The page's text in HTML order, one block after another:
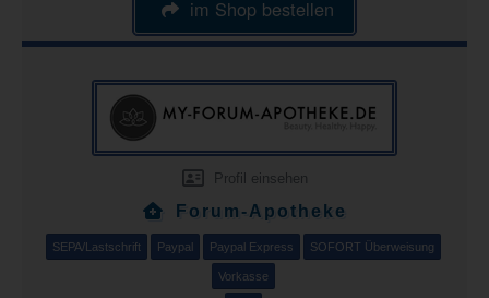
im Shop bestellen
Profil einsehen
Forum-Apotheke
SEPA/Lastschrift Paypal Paypal Express SOFORT Überweisung
Vorkasse